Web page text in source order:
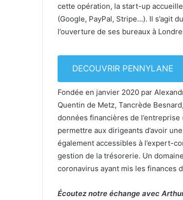
cette opération, la start-up
(Google, PayPal, Stripe…). Il s’agit
l’ouverture de ses bureaux à
DECOUVRIR PENNYLANE
Fondée en janvier 2020 par
Quentin de Metz, Tancrède
données financières de
permettre aux dirigeants d’avoir
également accessibles à l’expert-
gestion de la trésorerie. Un
coronavirus ayant mis les finances
Écoutez notre échange avec